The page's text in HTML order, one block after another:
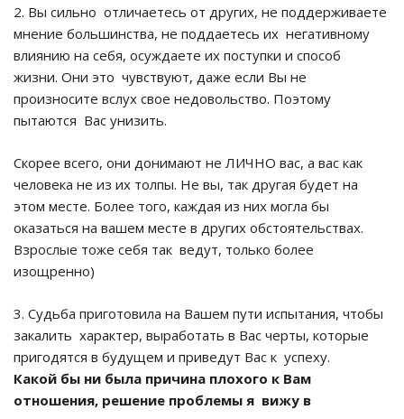
2. Вы сильно отличаетесь от других, не поддерживаете
мнение большинства, не поддаетесь их негативному
влиянию на себя, осуждаете их поступки и способ
жизни. Они это чувствуют, даже если Вы не
произносите вслух свое недовольство. Поэтому
пытаются Вас унизить.
Скорее всего, они донимают не ЛИЧНО вас, а вас как
человека не из их толпы. Не вы, так другая будет на
этом месте. Более того, каждая из них могла бы
оказаться на вашем месте в других обстоятельствах.
Взрослые тоже себя так ведут, только более
изощренно)
3. Судьба приготовила на Вашем пути испытания, чтобы
закалить характер, выработать в Вас черты, которые
пригодятся в будущем и приведут Вас к успеху.
Какой бы ни была причина плохого к Вам
отношения, решение проблемы я вижу в